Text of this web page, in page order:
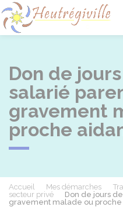
Don de
salarié
gravement
proche
Accueil Mes démarches
secteur privé
Don de jours
gravement malade ou proche